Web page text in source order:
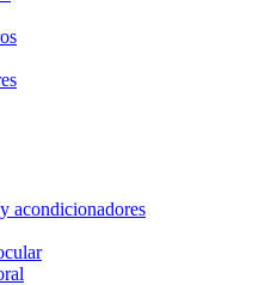
acondicionadores